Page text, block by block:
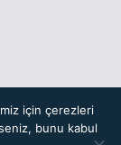
oluşumudur.
için çerezleri
bunu kabul